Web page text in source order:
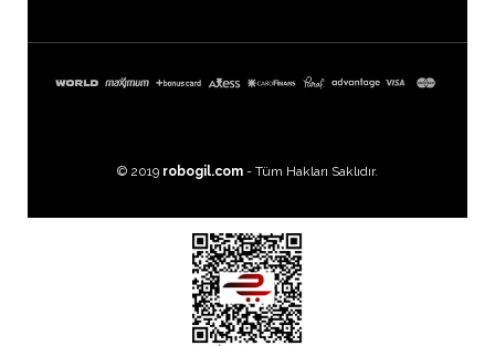
© 2019 robogil.com - Tüm Hakları Saklıdır.